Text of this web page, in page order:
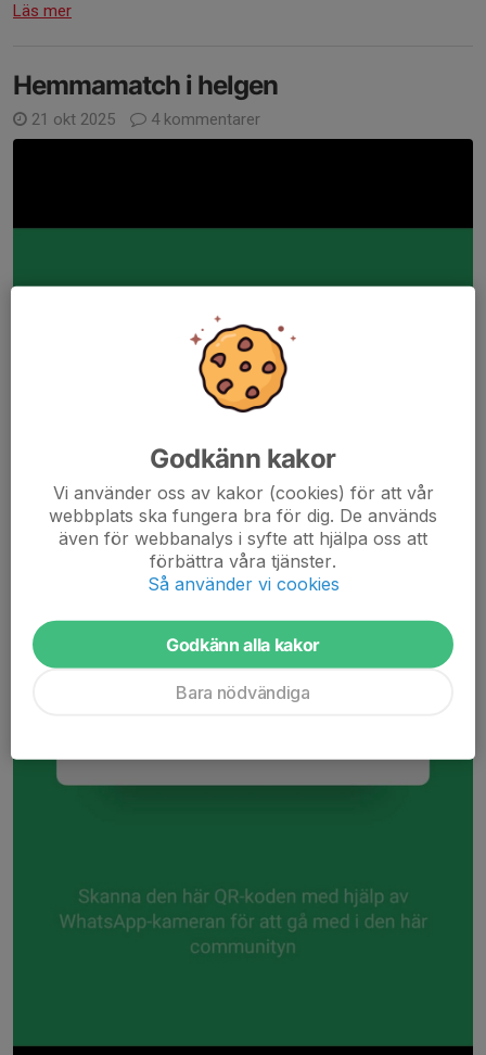
Läs mer
Hemmamatch i helgen
21 okt 2025 4 kommentarer
Godkänn kakor
Vi använder oss av kakor (cookies) för att vår
webbplats ska fungera bra för dig. De används
även för webbanalys i syfte att hjälpa oss att
förbättra våra tjänster.
Så använder vi cookies
Godkänn alla kakor
Bara nödvändiga